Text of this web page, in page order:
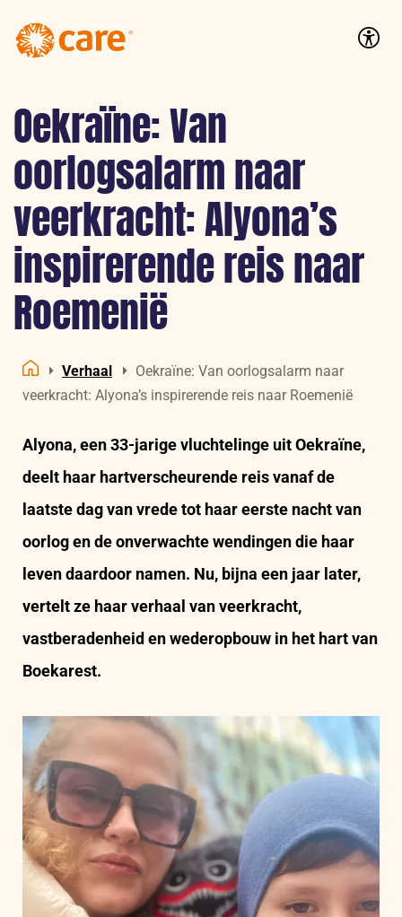
Oekraïne: Van
oorlogsalarm naar
veerkracht: Alyona’s
inspirerende reis naar
Roemenië
Home
Verhaal
Oekraïne: Van oorlogsalarm naar
veerkracht: Alyona’s inspirerende reis naar Roemenië
Alyona, een 33-jarige vluchtelinge uit Oekraïne,
deelt haar hartverscheurende reis vanaf de
laatste dag van vrede tot haar eerste nacht van
oorlog en de onverwachte wendingen die haar
leven daardoor namen. Nu, bijna een jaar later,
vertelt ze haar verhaal van veerkracht,
vastberadenheid en wederopbouw in het hart van
Boekarest.